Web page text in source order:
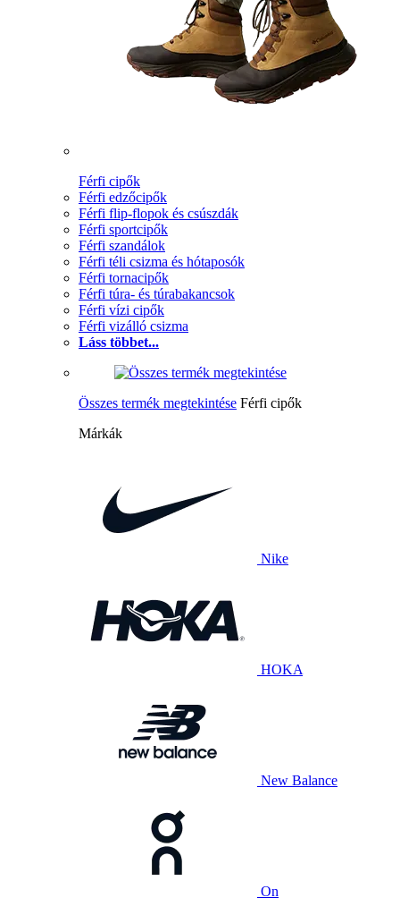
Férfi cipők
Férfi edzőcipők
Férfi flip-flopok és csúszdák
Férfi sportcipők
Férfi szandálok
Férfi téli csizma és hótaposók
Férfi tornacipők
Férfi túra- és túrabakancsok
Férfi vízi cipők
Férfi vizálló csizma
Láss többet...
Összes termék megtekintése Férfi cipők
Márkák
Nike
HOKA
New Balance
On